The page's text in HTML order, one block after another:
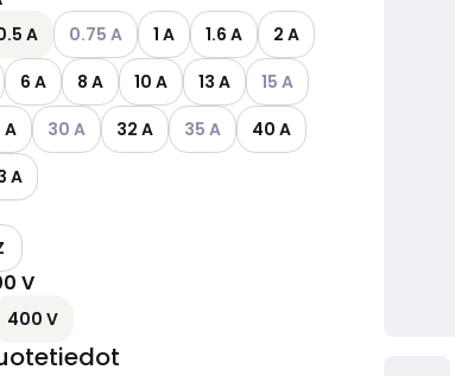
vaihtoehdot
olevat vaihtoehdot
A Katso käytettävissä olevat vaihtoehdot
0.75 A 1 A 1.6 A
2 A
olevat vaihtoehdot
6 A 8 A 10 A 13 A Katso käytettävissä
15 A
A Katso käytettävissä olevat vaihtoehdot
30 A 32 A Katso käytettävissä olevat
35 A
40 A
olevat vaihtoehdot
A
vaihtoehdot
V
vaihtoehdot
olevat vaihtoehdot
400 V